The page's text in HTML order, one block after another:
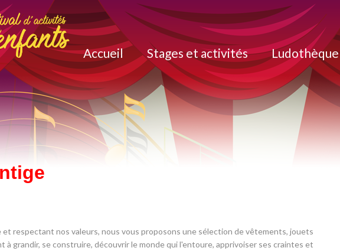
Accueil Stages et activités Ludothèque
respectant nos valeurs, nous vous proposons une sélection de vêtements, jouets
à grandir, se construire, découvrir le monde qui l'entoure, apprivoiser ses craintes et